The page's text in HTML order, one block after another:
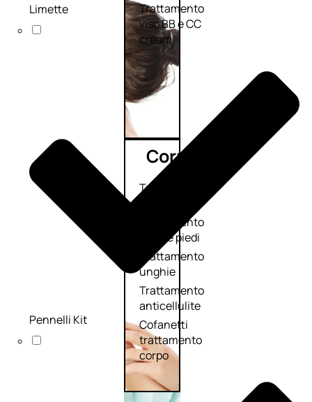
Trattamento
viso BB e CC
cream
Corpo
Trattamento
Trattamento
mani e piedi
Trattamento
unghie
Trattamento
anticellulite
Cofanetti
trattamento
corpo
Limette
Pennelli Kit